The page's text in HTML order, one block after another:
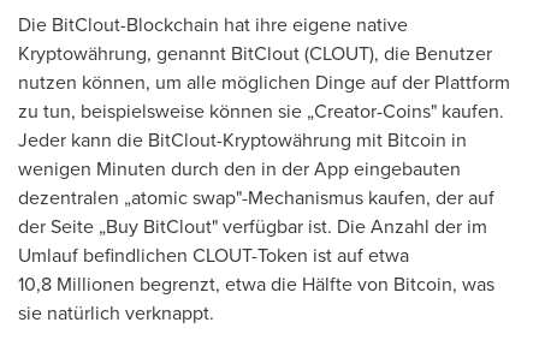
Die BitClout-Blockchain hat ihre eigene native
Kryptowährung, genannt BitClout (CLOUT), die Benutzer
nutzen können, um alle möglichen Dinge auf der Plattform
zu tun, beispielsweise können sie „Creator-Coins" kaufen.
Jeder kann die BitClout-Kryptowährung mit Bitcoin in
wenigen Minuten durch den in der App eingebauten
dezentralen „atomic swap"-Mechanismus kaufen, der auf
der Seite „Buy BitClout" verfügbar ist. Die Anzahl der im
Umlauf befindlichen CLOUT-Token ist auf etwa
10,8 Millionen begrenzt, etwa die Hälfte von Bitcoin, was
sie natürlich verknappt.